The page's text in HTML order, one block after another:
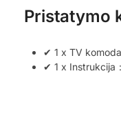
Pristatymo
✔ 1 x TV komoda
✔ 1 x Instrukcija：